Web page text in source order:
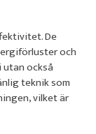
De
och
också
teknik som
vilket är